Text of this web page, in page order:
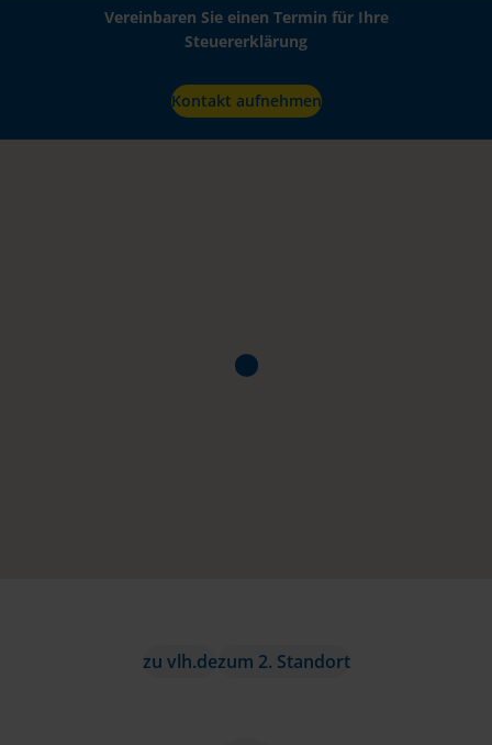
Vereinbaren Sie einen Termin für Ihre
Steuererklärung
Kontakt aufnehmen
zu vlh.dezum 2. Standort